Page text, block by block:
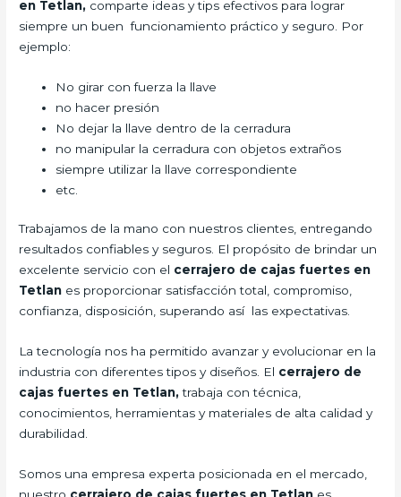
en Tetlan, comparte ideas y tips efectivos para lograr
siempre un buen funcionamiento práctico y seguro. Por
ejemplo:
No girar con fuerza la llave
no hacer presión
No dejar la llave dentro de la cerradura
no manipular la cerradura con objetos extraños
siempre utilizar la llave correspondiente
etc.
Trabajamos de la mano con nuestros clientes, entregando
resultados confiables y seguros. El propósito de brindar un
excelente servicio con el cerrajero de cajas fuertes en
Tetlan es proporcionar satisfacción total, compromiso,
confianza, disposición, superando así las expectativas.
La tecnología nos ha permitido avanzar y evolucionar en la
industria con diferentes tipos y diseños. El cerrajero de
cajas fuertes en Tetlan,trabaja con técnica,
conocimientos, herramientas y materiales de alta calidad y
durabilidad.
Somos una empresa experta posicionada en el mercado,